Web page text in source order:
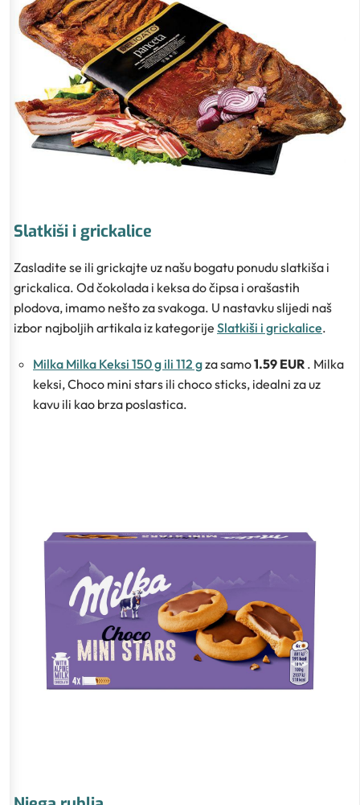
Slatkiši i grickalice
Zasladite se ili grickajte uz našu bogatu ponudu slatkiša i
grickalica. Od čokolada i keksa do čipsa i orašastih
plodova, imamo nešto za svakoga. U nastavku slijedi naš
izbor najboljih artikala iz kategorije Slatkiši i grickalice.
Milka Milka Keksi 150 g ili 112 gza samo1.59 EUR . Milka
keksi, Choco mini stars ili choco sticks, idealni za uz
kavu ili kao brza poslastica.